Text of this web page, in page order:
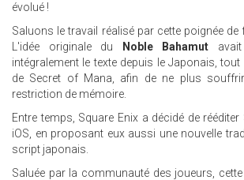
évolué !
Saluons le travail réalisé par cette poignée de
L'idée originale du
Noble Bahamut
intégralement le texte depuis le Japonais, tout
de Secret of Mana, afin de ne plus
restriction de mémoire.
Entre temps, Square Enix a décidé de
iOS, en proposant eux aussi une nouvelle
script japonais.
Saluée par la communauté des joueurs,